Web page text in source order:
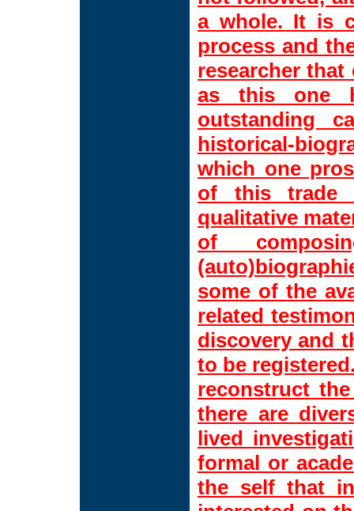
a whole. It is
process and
researcher
as this one
outstanding
historical-
which one
of this trade
qualitative
of
some of the
related
discovery and
to be
reconstruct
there are
lived
formal or
the self that